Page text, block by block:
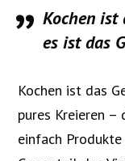
Kochen
es ist das
Kochen ist das
pures Kreieren
einfach